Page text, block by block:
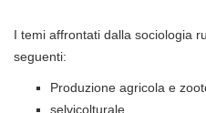
I temi affrontati dalla sociologia
seguenti:
Produzione agricola e
selvicolturale.